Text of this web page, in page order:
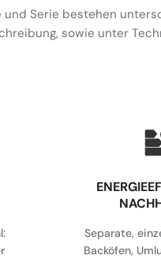
und Serie bestehen
sowie unter
Separate,
Backöfen,